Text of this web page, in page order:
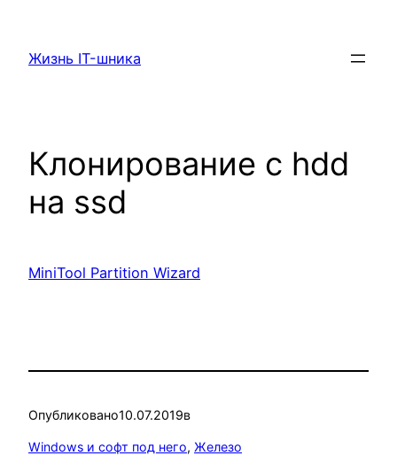
содержимому
Жизнь IT-шника
Клонирование с hdd
на ssd
MiniTool Partition Wizard
Опубликовано10.07.2019в
Windows и софт под него, Железо